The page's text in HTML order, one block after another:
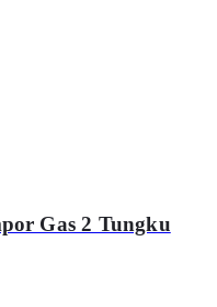
Gas 2 Tungku